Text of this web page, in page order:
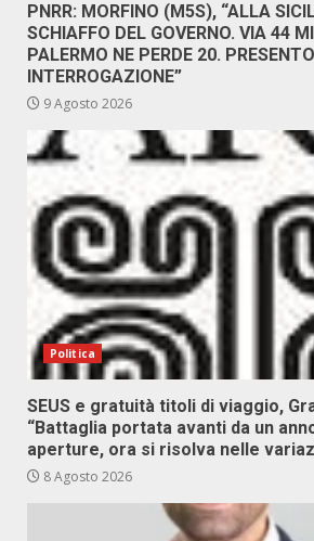
PNRR: MORFINO (M5S), “ALLA
SCHIAFFO DEL GOVERNO. VIA 44
PALERMO NE PERDE 20. PRESENTO
INTERROGAZIONE”
9 Agosto 2026
Politica
SEUS e gratuità titoli di viaggio,
“Battaglia portata avanti da un
aperture, ora si risolva nelle
8 Agosto 2026